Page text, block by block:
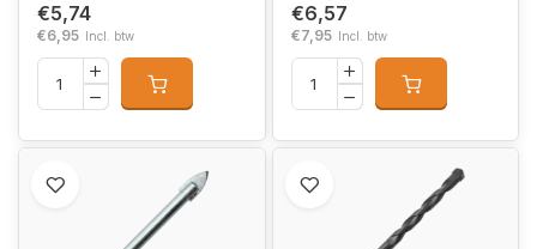
€5,74
€6,95 Incl. btw
€6,57
€7,95 Incl. btw